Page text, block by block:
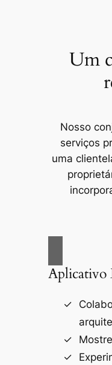
Um
Nosso
serviços
uma
Aplicativo